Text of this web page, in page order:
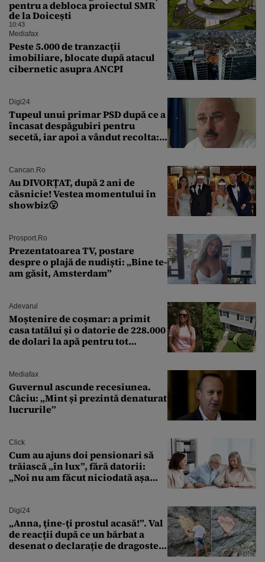
pentru a debloca proiectul SMR
de la Doicești
10:43
Mediafax
Peste 5.000 de tranzacții
imobiliare, blocate după atacul
cibernetic asupra ANCPI
Digi24
Tupeul unui primar PSD după ce a
încasat despăgubiri pentru
secetă, iar apoi a vândut recolta:
Cancan.ro
Au DIVORȚAT, după 2 ani de
căsnicie! Vestea momentului în
showbiz😮
Prosport.ro
Prezentatoarea TV, postare
despre o plajă de nudiști: „Bine te-
am găsit, Amsterdam”
Adevarul
Moștenire de coșmar: a primit
casa tatălui și o datorie de 228.000
de dolari la apă pentru tot
Mediafax
Guvernul ascunde recesiunea.
Câciu: „Mint și prezintă denaturat
lucrurile”
Click
Cum au ajuns doi pensionari să
trăiască „în lux”, fără datorii:
„Noi nu am făcut niciodată așa
Digi24
„Anna, ţine-ţi prostul acasă!”. Val
de reacții după ce un bărbat a
desenat o declarație de dragoste